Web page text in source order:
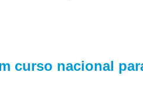
curso nacional